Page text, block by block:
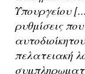
Υπουργείου
ρυθμίσεις
πελατειακή